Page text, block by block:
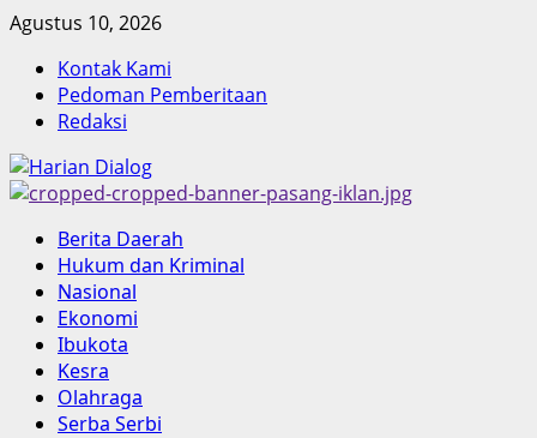
Skip
content
Agustus 10, 2026
Kontak Kami
Pedoman Pemberitaan
Redaksi
Primary
Menu
Berita Daerah
Hukum dan Kriminal
Nasional
Ekonomi
Ibukota
Kesra
Olahraga
Serba Serbi